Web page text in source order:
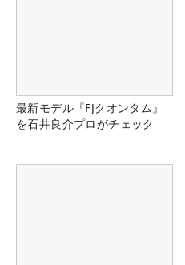
最新モデル『FJクオンタム』
を石井良介プロがチェック